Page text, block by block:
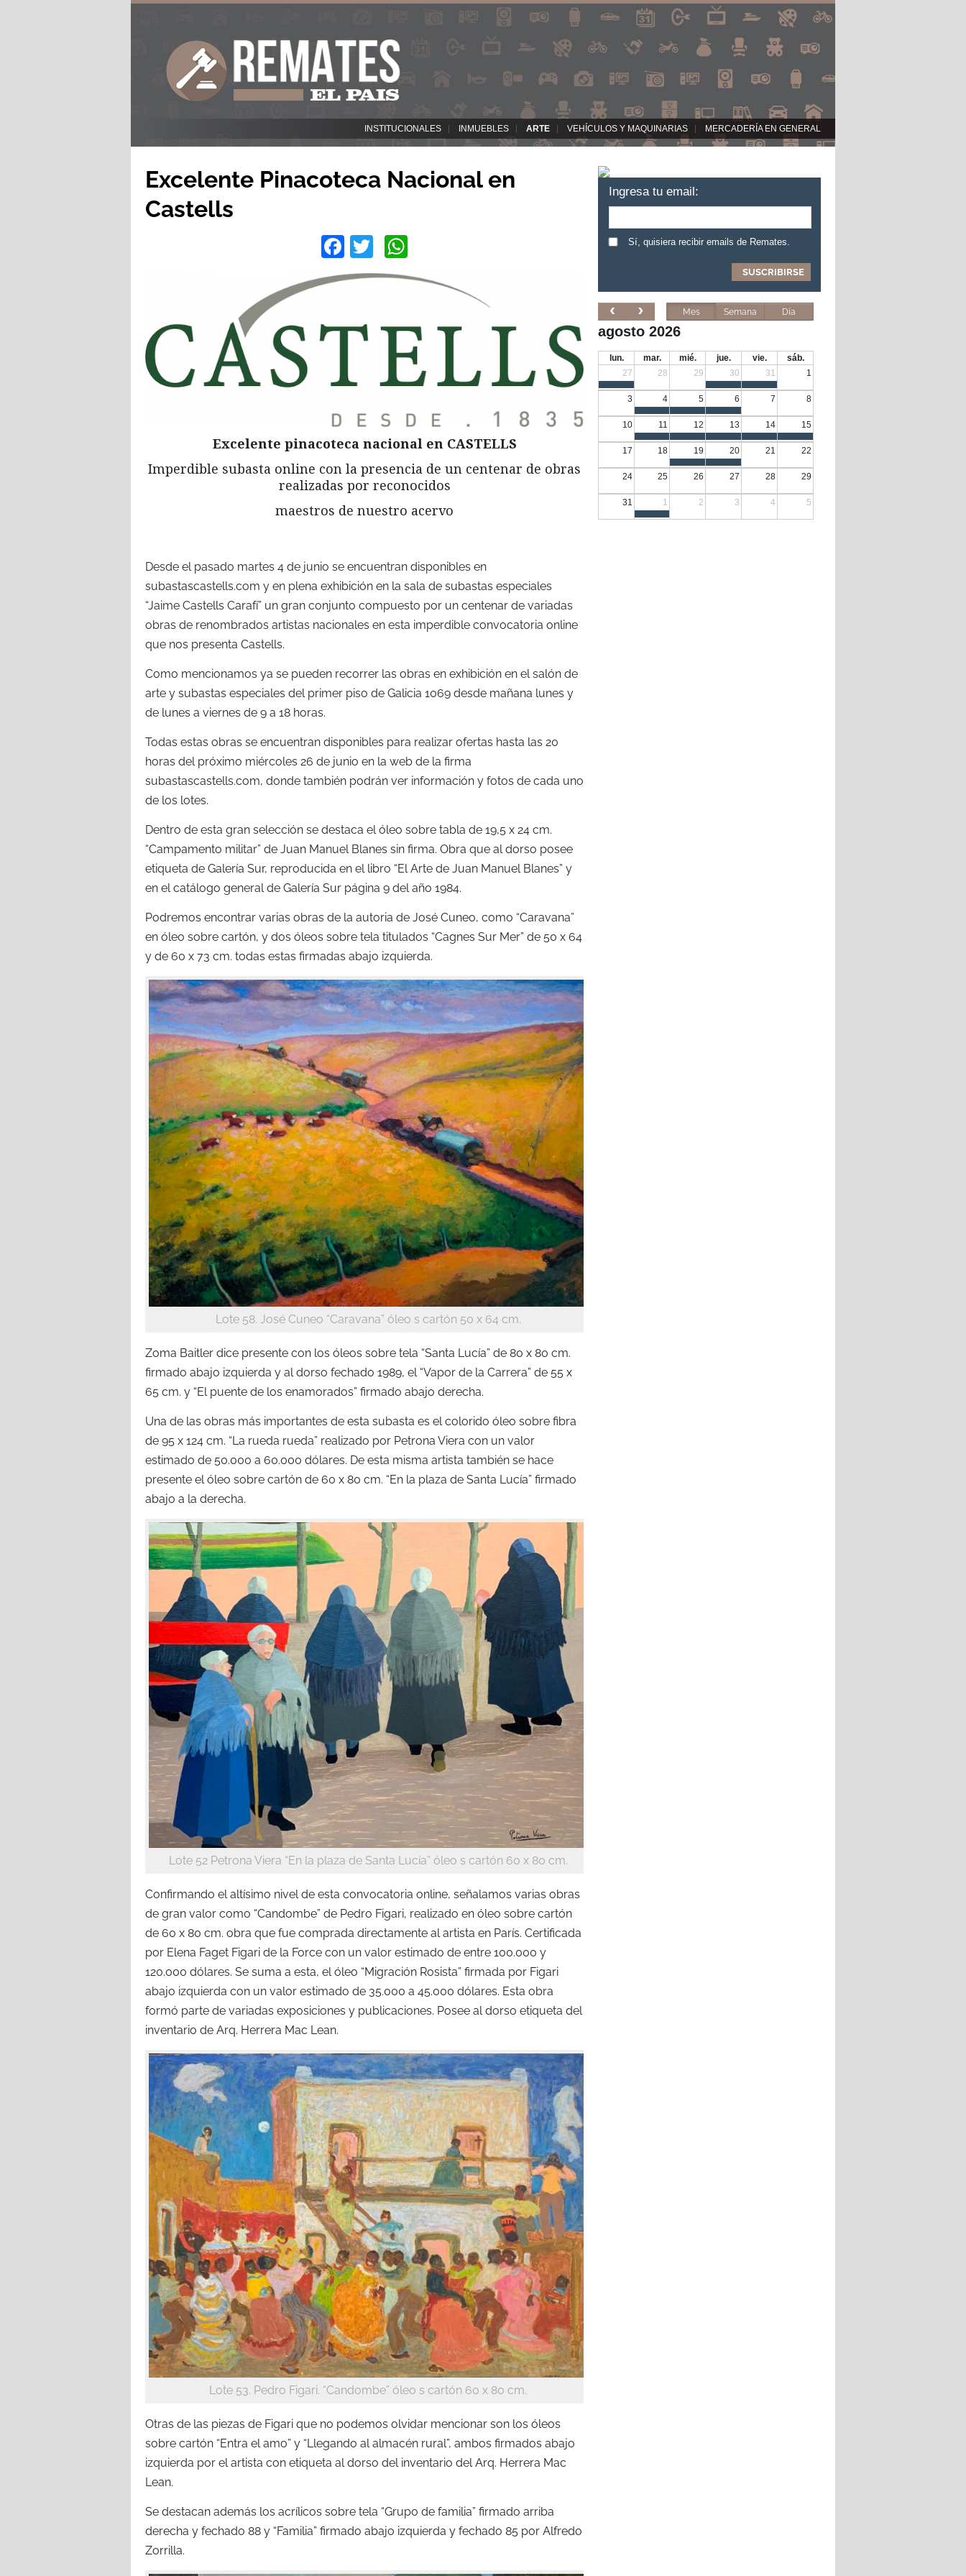
INSTITUCIONALES INMUEBLES ARTE VEHÍCULOS Y MAQUINARIAS MERCADERÍA EN GENERAL
Excelente Pinacoteca Nacional en
Castells
Facebook
Twitter
Excelente pinacoteca nacional en CASTELLS
Imperdible subasta online con la presencia de un centenar de obras
realizadas por reconocidos
maestros de nuestro acervo
Desde el pasado martes 4 de junio se encuentran disponibles en
subastascastells.com y en plena exhibición en la sala de subastas especiales
“Jaime Castells Carafí” un gran conjunto compuesto por un centenar de variadas
obras de renombrados artistas nacionales en esta imperdible convocatoria online
que nos presenta Castells.
Como mencionamos ya se pueden recorrer las obras en exhibición en el salón de
arte y subastas especiales del primer piso de Galicia 1069 desde mañana lunes y
de lunes a viernes de 9 a 18 horas.
Todas estas obras se encuentran disponibles para realizar ofertas hasta las 20
horas del próximo miércoles 26 de junio en la web de la firma
subastascastells.com, donde también podrán ver información y fotos de cada uno
de los lotes.
Dentro de esta gran selección se destaca el óleo sobre tabla de 19,5 x 24 cm.
“Campamento militar” de Juan Manuel Blanes sin firma. Obra que al dorso posee
etiqueta de Galería Sur, reproducida en el libro “El Arte de Juan Manuel Blanes” y
en el catálogo general de Galería Sur página 9 del año 1984.
Podremos encontrar varias obras de la autoria de José Cuneo, como “Caravana”
en óleo sobre cartón, y dos óleos sobre tela titulados “Cagnes Sur Mer” de 50 x 64
y de 60 x 73 cm. todas estas firmadas abajo izquierda.
Lote 58. José Cuneo “Caravana” óleo s cartón 50 x 64 cm.
Zoma Baitler dice presente con los óleos sobre tela “Santa Lucía” de 80 x 80 cm.
firmado abajo izquierda y al dorso fechado 1989, el “Vapor de la Carrera” de 55 x
65 cm. y “El puente de los enamorados” firmado abajo derecha.
Una de las obras más importantes de esta subasta es el colorido óleo sobre fibra
de 95 x 124 cm. “La rueda rueda” realizado por Petrona Viera con un valor
estimado de 50.000 a 60.000 dólares. De esta misma artista también se hace
presente el óleo sobre cartón de 60 x 80 cm. “En la plaza de Santa Lucía” firmado
abajo a la derecha.
Lote 52 Petrona Viera “En la plaza de Santa Lucía” óleo s cartón 60 x 80 cm.
Confirmando el altísimo nivel de esta convocatoria online, señalamos varias obras
de gran valor como “Candombe” de Pedro Figari, realizado en óleo sobre cartón
de 60 x 80 cm. obra que fue comprada directamente al artista en París. Certificada
por Elena Faget Figari de la Force con un valor estimado de entre 100.000 y
120.000 dólares. Se suma a esta, el óleo “Migración Rosista” firmada por Figari
abajo izquierda con un valor estimado de 35.000 a 45.000 dólares. Esta obra
formó parte de variadas exposiciones y publicaciones. Posee al dorso etiqueta del
inventario de Arq. Herrera Mac Lean.
Lote 53. Pedro Figari. “Candombe” óleo s cartón 60 x 80 cm.
Otras de las piezas de Figari que no podemos olvidar mencionar son los óleos
sobre cartón “Entra el amo” y “Llegando al almacén rural”, ambos firmados abajo
izquierda por el artista con etiqueta al dorso del inventario del Arq. Herrera Mac
Lean.
Se destacan además los acrílicos sobre tela “Grupo de familia” firmado arriba
derecha y fechado 88 y “Familia” firmado abajo izquierda y fechado 85 por Alfredo
Zorrilla.
Ingresa tu email:
Sí, quisiera recibir emails de Remates.
Mes Semana Día
agosto 2026
lun. mar. mié. jue. vie.
sáb.
27
28 29 30 31 1
3 4 5 6 7 8
10 11 12 13 14 15
17 18 19 20 21 22
24 25 26 27 28 29
31 1 2 3 4 5